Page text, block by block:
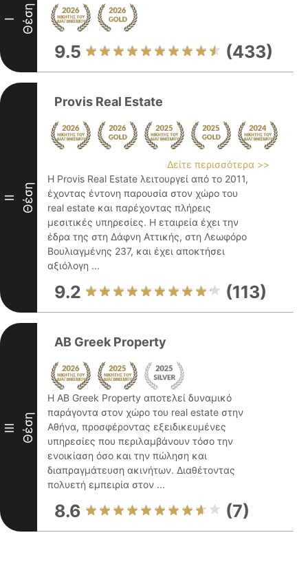
I Θέση
9.5 (433)
II Θέση
Provis Real Estate
Δείτε περισσότερα >>
Η Provis Real Estate λειτουργεί από το 2011,
έχοντας έντονη παρουσία στον χώρο του
real estate και παρέχοντας πλήρεις
μεσιτικές υπηρεσίες. Η εταιρεία έχει την
έδρα της στη Δάφνη Αττικής, στη Λεωφόρο
Βουλιαγμένης 237, και έχει αποκτήσει
αξιόλογη ...
9.2 (113)
III Θέση
AB Greek Property
Η AB Greek Property αποτελεί δυναμικό
παράγοντα στον χώρο του real estate στην
Αθήνα, προσφέροντας εξειδικευμένες
υπηρεσίες που περιλαμβάνουν τόσο την
ενοικίαση όσο και την πώληση και
διαπραγμάτευση ακινήτων. Διαθέτοντας
πολυετή εμπειρία στον ...
8.6 (7)